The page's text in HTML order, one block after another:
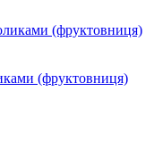
(фруктовниця)